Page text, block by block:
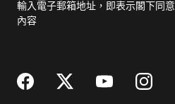
郵
輸入電子郵箱地址，即表示閣下同意
內容